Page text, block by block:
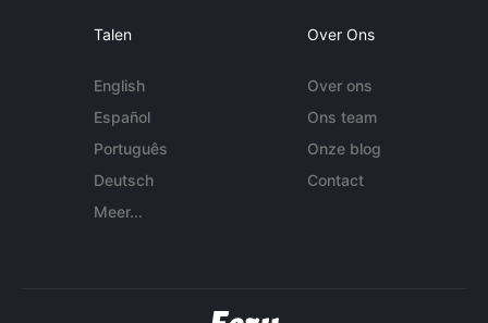
Talen
English
Español
Português
Deutsch
Meer...
Over Ons
Over ons
Ons team
Onze blog
Contact